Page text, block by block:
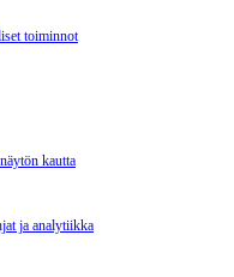
toiminnot
kautta
ja analytiikka